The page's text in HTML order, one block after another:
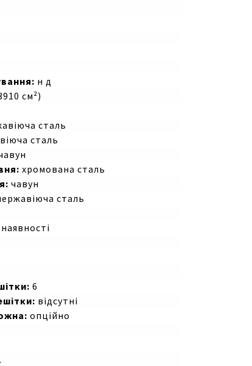
н д
см²)
сталь
сталь
хромована сталь
чавун
сталь
6
відсутні
опційно